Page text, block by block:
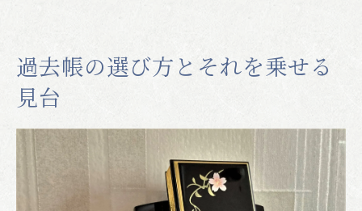
過去帳の選び方とそれを乗せる
見台